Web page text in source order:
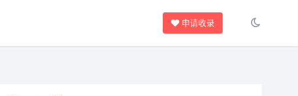
申请收录